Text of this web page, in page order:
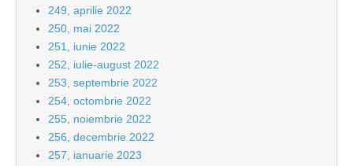
249, aprilie 2022
250, mai 2022
251, iunie 2022
252, iulie-august 2022
253, septembrie 2022
254, octombrie 2022
255, noiembrie 2022
256, decembrie 2022
257, ianuarie 2023